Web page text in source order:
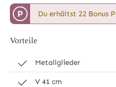
P Du erhältst 22 Bonus
Vorteile
Metallglieder
V 41 cm